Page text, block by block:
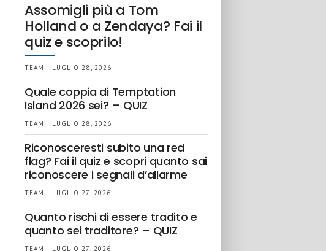
Assomigli più a Tom
Holland o a Zendaya? Fai il
quiz e scoprilo!
TEAM | LUGLIO 28, 2026
Quale coppia di Temptation
Island 2026 sei? – QUIZ
TEAM | LUGLIO 28, 2026
Riconosceresti subito una red
flag? Fai il quiz e scopri quanto sai
riconoscere i segnali d’allarme
TEAM | LUGLIO 27, 2026
Quanto rischi di essere tradito e
quanto sei traditore? – QUIZ
TEAM | LUGLIO 27, 2026